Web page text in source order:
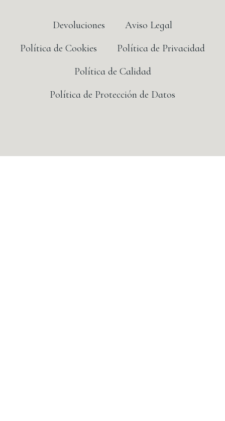
Devoluciones
Aviso Legal
Política de Cookies
Política de Privacidad
Política de Calidad
Política de Protección de Datos